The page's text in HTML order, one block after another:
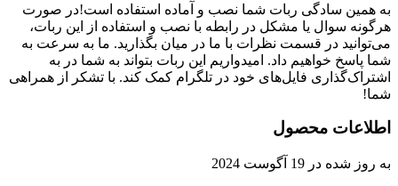
به همین سادگی ربات شما نصب و آماده استفاده است!در صورت
هرگونه سوال یا مشکل در رابطه با نصب و استفاده از این ربات،
می‌توانید در قسمت نظرات با ما در میان بگذارید. ما به سرعت به
شما پاسخ خواهیم داد. امیدواریم این ربات بتواند به شما در به
اشتراک‌گذاری فایل‌های خود در تلگرام کمک کند. با تشکر از همراهی
شما!
اطلاعات محصول
به روز شده در 19 آگوست 2024